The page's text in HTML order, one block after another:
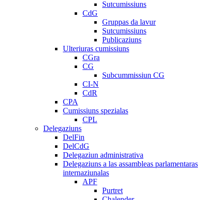
Sutcumissiuns
CdG
Gruppas da lavur
Sutcumissiuns
Publicaziuns
Ulteriuras cumissiuns
CGra
CG
Subcummissiun CG
CI-N
CdR
CPA
Cumissiuns spezialas
CPL
Delegaziuns
DelFin
DelCdG
Delegaziun administrativa
Delegaziuns a las assambleas parlamentaras
internaziunalas
APF
Purtret